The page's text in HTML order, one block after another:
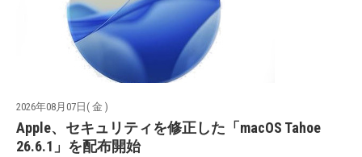
2026年08月07日( 金 )
Apple、セキュリティを修正した「macOS Tahoe
26.6.1」を配布開始